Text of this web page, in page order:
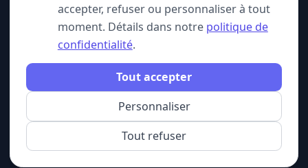
SUIVEZ-NOUS
© 2026 WASPP. Tous droits réservés.
Gérer mes cookies
Belgique · France
accepter, refuser ou personnaliser à tout
moment. Détails dans notre politique de
confidentialité.
Tout refuser
Personnaliser
Tout accepter